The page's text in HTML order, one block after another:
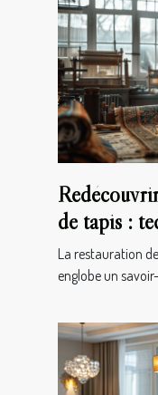
de tapis :
La restauration
englobe un